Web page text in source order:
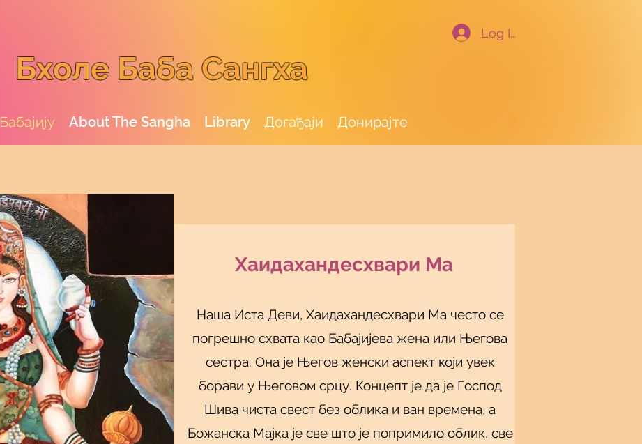
Бхоле Баба Сангха
Log In
About The Sangha Library Догађаји Донирајте
Хаидахандесхвари Ма
Наша Иста Деви, Хаидахандесхвари Ма често се
погрешно схвата као Бабајијева жена или Његова
сестра. Она је Његов женски аспект који увек
борави у Његовом срцу. Концепт је да је Господ
Шива чиста свест без облика и ван времена, а
Божанска Мајка је све што је попримило облик, све